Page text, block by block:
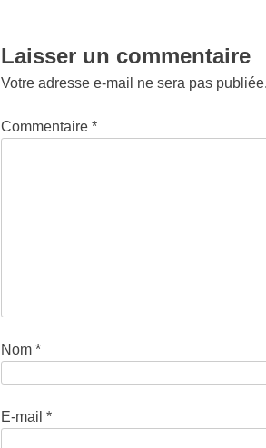
Laisser un commentaire
Votre adresse e-mail ne sera pas publiée.
Commentaire*
Nom*
E-mail*